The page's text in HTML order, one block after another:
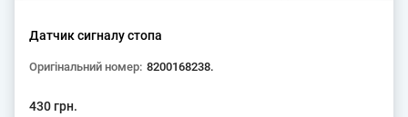
Датчик сигналу стопа
Оригінальний номер: 8200168238.
430 грн.